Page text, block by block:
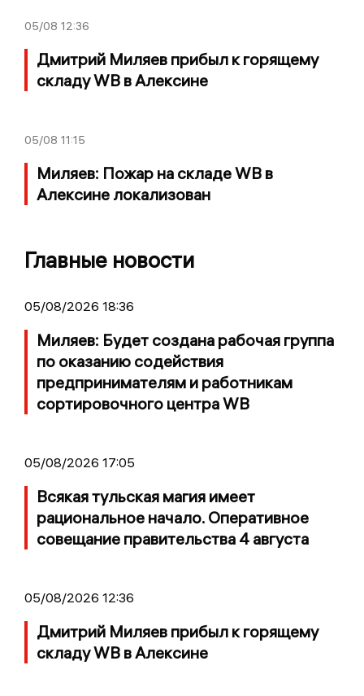
05/08 12:36
Дмитрий Миляев прибыл к горящему
складу WB в Алексине
05/08 11:15
Миляев: Пожар на складе WB в
Алексине локализован
Главные новости
05/08/2026 18:36
Миляев: Будет создана рабочая группа
по оказанию содействия
предпринимателям и работникам
сортировочного центра WB
05/08/2026 17:05
Всякая тульская магия имеет
рациональное начало. Оперативное
совещание правительства 4 августа
05/08/2026 12:36
Дмитрий Миляев прибыл к горящему
складу WB в Алексине